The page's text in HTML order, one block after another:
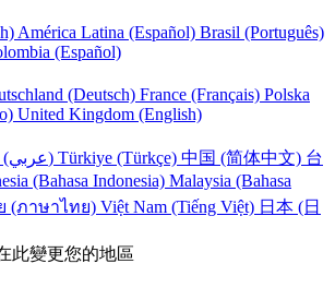
América Latina (Español) Brasil (Português)
(Español)
(Deutsch) France (Français) Polska
United Kingdom (English)
UAE (عربي) Türkiye (Türkçe) 中国 (简体中文) 台
(Bahasa Indonesia) Malaysia (Bahasa
(ภาษาไทย) Việt Nam (Tiếng Việt) 日本 (日
此變更您的地區